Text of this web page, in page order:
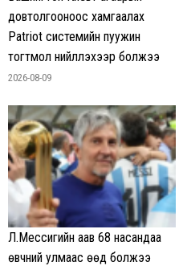
довтолгооноос хамгаалах
Patriot системийн пуужин
тогтмол нийлүүлэхээр болжээ
2026-08-09
Л.Мессигийн аав 68 насандаа
өвчний улмаас өөд болжээ